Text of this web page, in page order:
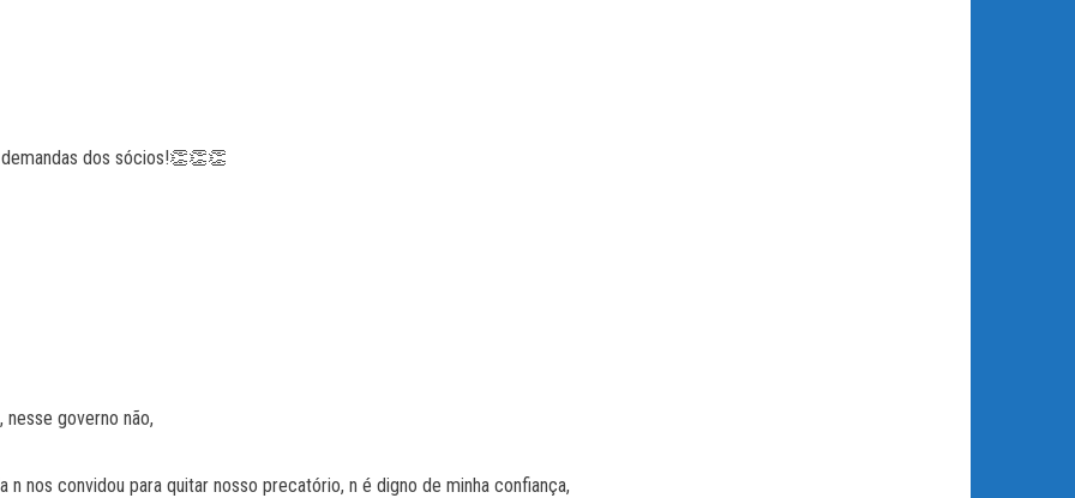
dos sócios!👏👏👏
nesse governo não,
nos convidou para quitar nosso precatório, n é digno de minha confiança,